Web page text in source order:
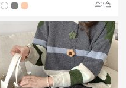
全3色